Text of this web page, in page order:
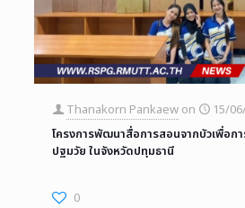
Thanakorn Pankaew on
15/
โครงการพัฒนาสื่อการสอนจากบัวเพื่อก
ปฐมวัย ในจังหวัดปทุมธานี
0